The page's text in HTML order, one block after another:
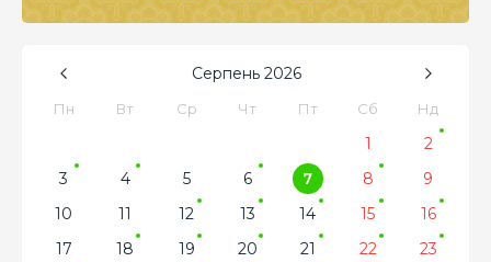
Серпень 2026
Пн Вт Ср Чт Пт Сб Нд
1
2
3
4 5 6 7 8
9
10
11 12 13 14 15
16
17
18 19 20 21 22
23